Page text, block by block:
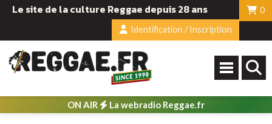
Le site de la culture Reggae depuis 28 ans
0
Identification / Inscription
ON AIR La webradio Reggae.fr